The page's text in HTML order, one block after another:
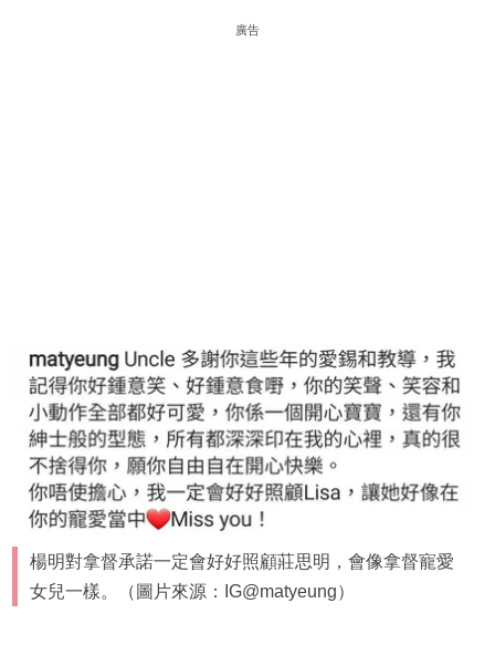
廣告
楊明對拿督承諾一定會好好照顧莊思明，會像拿督寵愛
女兒一樣。（圖片來源：IG@matyeung）